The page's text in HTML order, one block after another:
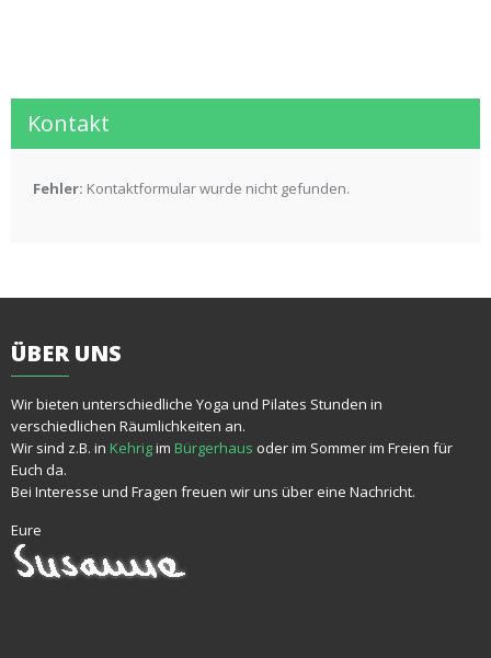
Kontakt
Fehler: Kontaktformular wurde nicht gefunden.
ÜBERUNS
Wir bieten unterschiedliche Yoga und Pilates Stunden in
verschiedlichen Räumlichkeiten an.
Wir sind z.B. in Kehrigim Bürgerhaus oder im Sommer im Freien für
Euch da.
Bei Interesse und Fragen freuen wir uns über eine Nachricht.
Eure